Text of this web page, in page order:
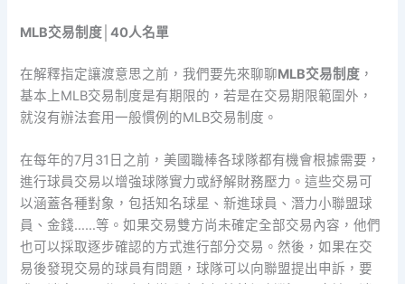
MLB交易制度│40人名單
在解釋指定讓渡意思之前，我們要先來聊聊MLB交易制度 ，
基本上MLB交易制度是有期限的，若是在交易期限範圍外，
就沒有辦法套用一般慣例的MLB交易制度。
在每年的7月31日之前，美國職棒各球隊都有機會根據需要，
進行球員交易以增強球隊實力或紓解財務壓力。這些交易可
以涵蓋各種對象，包括知名球星、新進球員、潛力小聯盟球
員、金錢……等。如果交易雙方尚未確定全部交易內容，他們
也可以採取逐步確認的方式進行部分交易。然後，如果在交
易後發現交易的球員有問題，球隊可以向聯盟提出申訴，要